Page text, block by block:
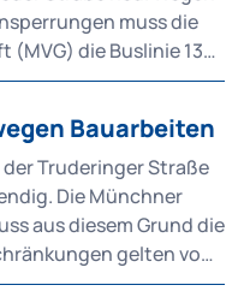
muss die
(MVG) die Buslinie 136
von Montag, 10.
18. Dezember.
Bauarbeiten
Truderinger Straße
Die Münchner
aus diesem Grund die
gelten von
Freitag, 18.